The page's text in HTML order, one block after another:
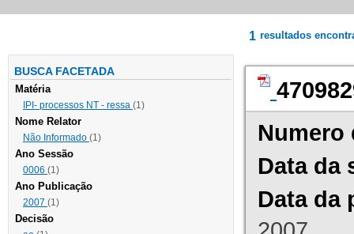
BUSCA FACETADA
Matéria
IPI- processos NT - ressa (1)
Nome Relator
Não Informado (1)
Ano Sessão
0006 (1)
Ano Publicação
2007 (1)
Decisão
1 resultados
Numero
Data da
Data da